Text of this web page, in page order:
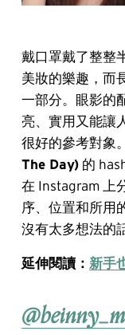
戴口罩戴了整整
美妝的樂趣，而
一部分。眼影的
亮、實用又能讓
很好的參考對象
The Day)的
在 Instagram 上
序、位置和所用
沒有太多想法的
延伸閱讀： 新手